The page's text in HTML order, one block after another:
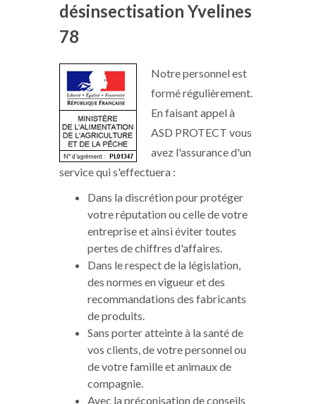
désinsectisation Yvelines
78
Notre personnel est
formé régulièrement.
En faisant appel à
ASD PROTECT vous
avez l'assurance d'un
service qui s'effectuera :
Dans la discrétion pour protéger
votre réputation ou celle de votre
entreprise et ainsi éviter toutes
pertes de chiffres d'affaires.
Dans le respect de la législation,
des normes en vigueur et des
recommandations des fabricants
de produits.
Sans porter atteinte à la santé de
vos clients, de votre personnel ou
de votre famille et animaux de
compagnie.
Avec la préconisation de conseils